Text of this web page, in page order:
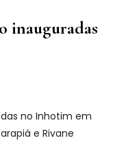
inauguradas
no Inhotim em
e Rivane